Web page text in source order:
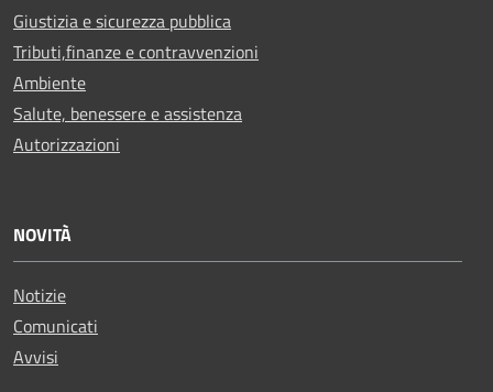
Giustizia e sicurezza pubblica
Tributi,finanze e contravvenzioni
Ambiente
Salute, benessere e assistenza
Autorizzazioni
NOVITÀ
Notizie
Comunicati
Avvisi